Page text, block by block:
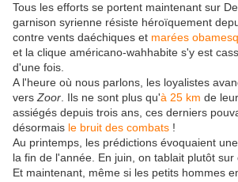
Tous les efforts se portent maintenant sur
garnison syrienne résiste héroïquement
contre vents daéchiques et marées
et la clique américano-wahhabite s'y est
d'une fois.
A l'heure où nous parlons, les loyalistes
vers Zoor . Ils ne sont plus qu'à 25 km de
assiégés depuis trois ans, ces derniers
désormais le bruit des combats !
Au printemps, les prédictions évoquaient
la fin de l'année. En juin, on tablait plutôt sur
Et maintenant, même si les petits hommes